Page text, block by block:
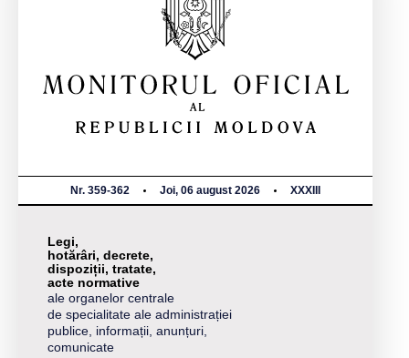
Nr. 359-362 Joi, 06 august 2026 XXXIII
Legi,
hotărâri, decrete,
dispoziții, tratate,
acte normative
ale organelor centrale
de specialitate ale administrației
publice, informații, anunțuri,
comunicate